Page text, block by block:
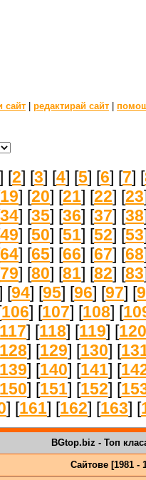
сайт редактирай сайт
] [2] [3] [4] [5] [6] [7] [
19] [20] [21] [22] [23
34] [35] [36] [37] [38
49] [50] [51] [52] [53
64] [65] [66] [67] [68
79] [80] [81] [82] [83
[94] [95] [96] [97] [
106] [107] [108] [
117] [118] [119] [120
] [129] [130] [
] [140] [141] [
] [151] [152] [
] [161] [162] [163] [
BGtop.biz - Топ
Сайтове [1981 -